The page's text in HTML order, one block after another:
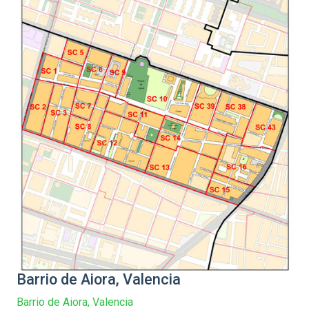
Barrio de Aiora, Valencia
Barrio de Aiora, Valencia